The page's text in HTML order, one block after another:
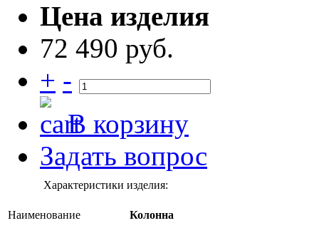
Цена изделия
72 490 руб.
+ -
В корзину
Задать вопрос
Характеристики изделия:
Наименование Колонна